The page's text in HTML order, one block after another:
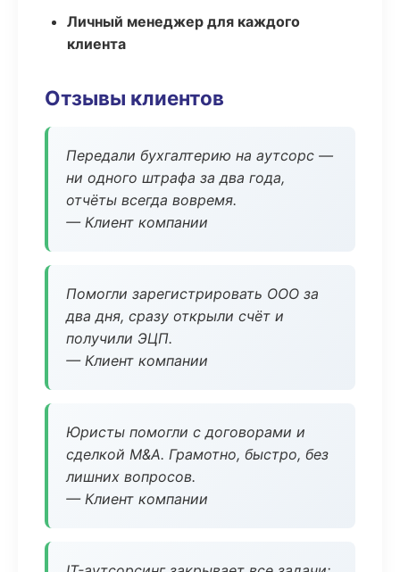
Личный менеджер для каждого
клиента
Отзывы клиентов
Передали бухгалтерию на аутсорс —
ни одного штрафа за два года,
отчёты всегда вовремя.
— Клиент компании
Помогли зарегистрировать ООО за
два дня, сразу открыли счёт и
получили ЭЦП.
— Клиент компании
Юристы помогли с договорами и
сделкой M&A. Грамотно, быстро, без
лишних вопросов.
— Клиент компании